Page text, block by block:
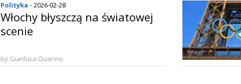
Polityka - 2026-02-28
Włochy błyszczą na światowej
scenie
by Gianluca Guarino